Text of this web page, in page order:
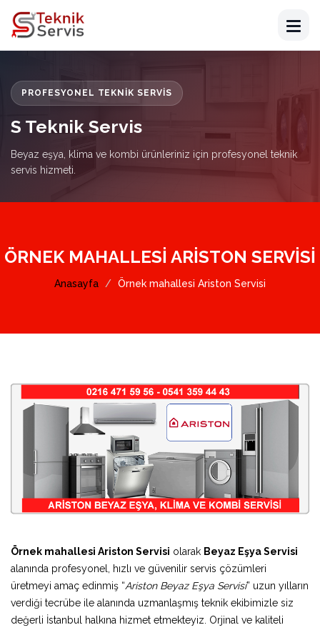
PROFESYONEL TEKNIK SERVIS
S Teknik Servis
Beyaz eşya, klima ve kombi ürünleriniz için profesyonel teknik
servis hizmeti.
ÖRNEK MAHALLESI ARISTON SERVISI
Anasayfa Örnek mahallesi Ariston Servisi
Örnek mahallesi Ariston Servisi olarak Beyaz Eşya Servisi
alanında profesyonel, hızlı ve güvenilir servis çözümleri
üretmeyi amaç edinmiş “Ariston Beyaz Eşya Servisi” uzun yılların
verdiği tecrübe ile alanında uzmanlaşmış teknik ekibimizle siz
değerli İstanbul halkına hizmet etmekteyiz. Orjinal ve kaliteli